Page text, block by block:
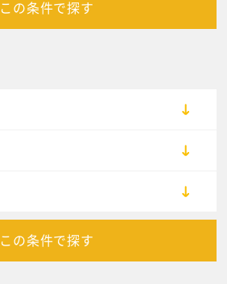
この条件で探す
この条件で探す